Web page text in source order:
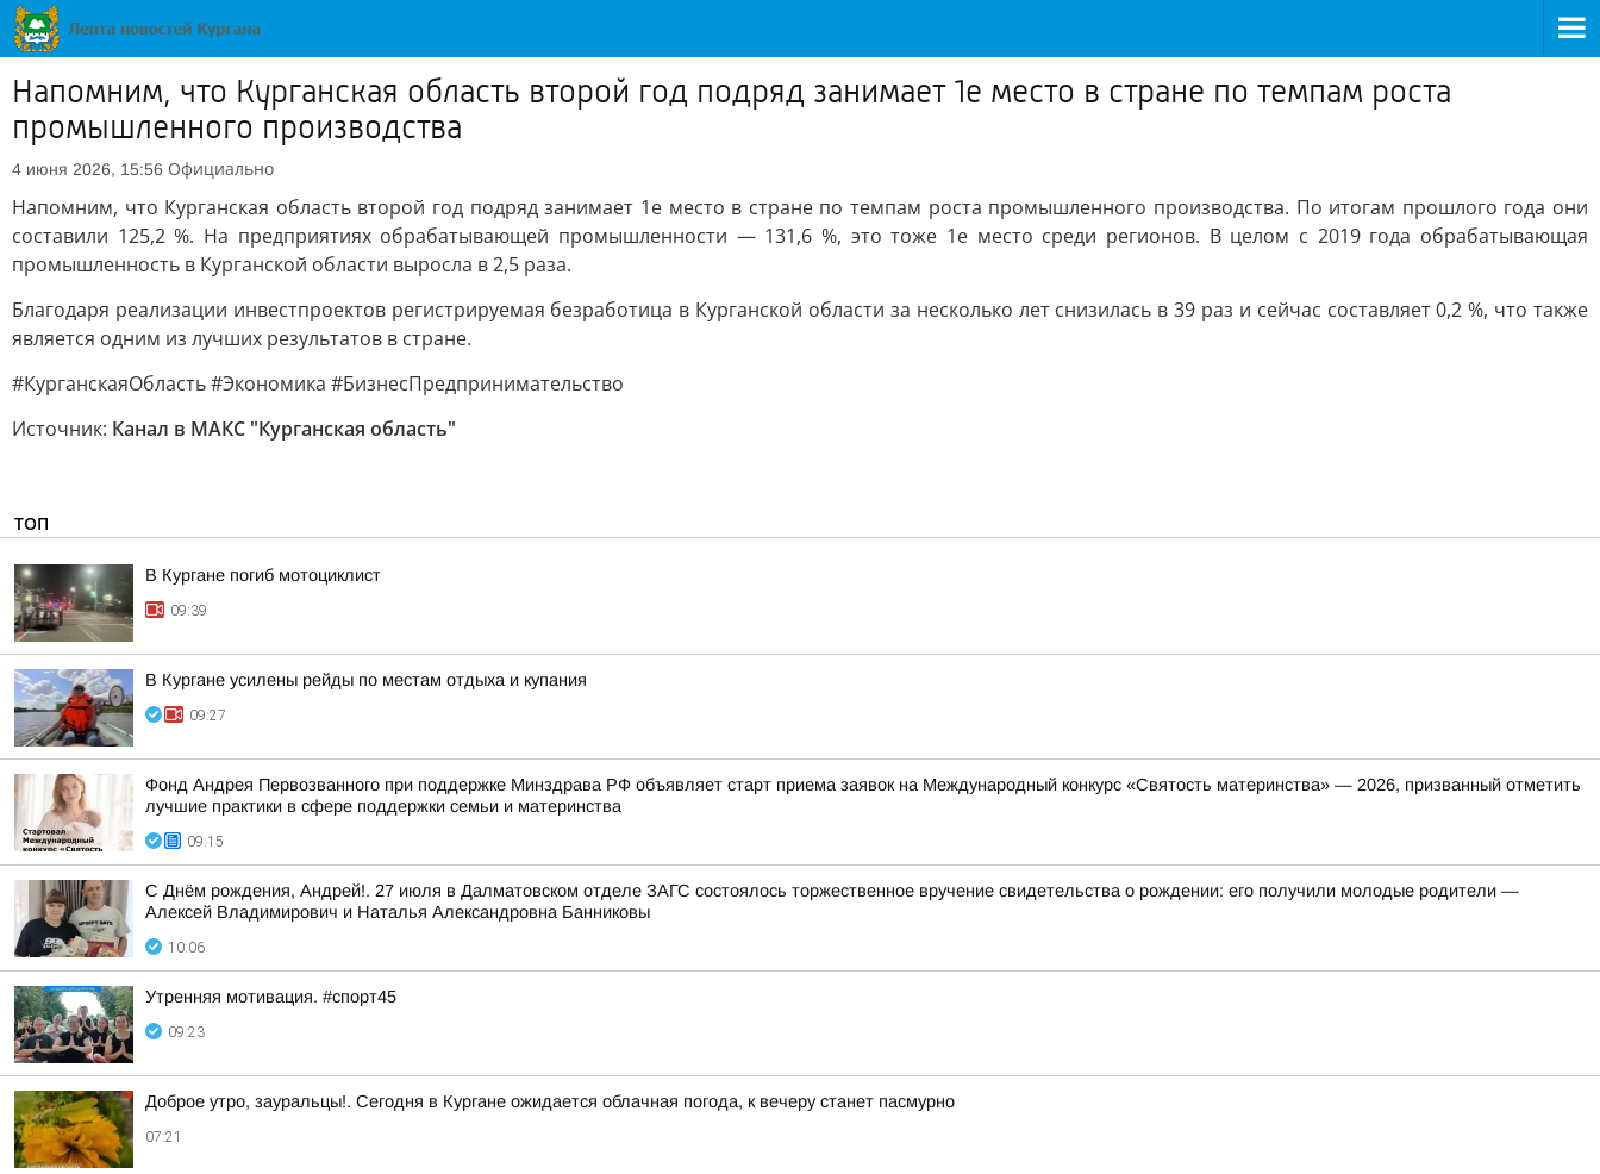
Напомним, что Курганская область второй год подряд занимает 1е место в стране по темпам роста
промышленного производства
4 июня 2026, 15:56 Официально
Напомним, что Курганская область второй год подряд занимает 1е место в стране по темпам роста промышленного производства. По итогам прошлого года они
составили 125,2 %. На предприятиях обрабатывающей промышленности — 131,6 %, это тоже 1е место среди регионов. В целом с 2019 года обрабатывающая
промышленность в Курганской области выросла в 2,5 раза.
Благодаря реализации инвестпроектов регистрируемая безработица в Курганской области за несколько лет снизилась в 39 раз и сейчас составляет 0,2 %, что также
является одним из лучших результатов в стране.
#КурганскаяОбласть #Экономика #БизнесПредпринимательство
Источник: Канал в МАКС "Курганская область"
ТОП
В Кургане погиб мотоциклист
09:39
В Кургане усилены рейды по местам отдыха и купания
09:27
Фонд Андрея Первозванного при поддержке Минздрава РФ объявляет старт приема заявок на Международный конкурс «Святость материнства» — 2026, призванный отметить
лучшие практики в сфере поддержки семьи и материнства
09:15
С Днём рождения, Андрей!. 27 июля в Далматовском отделе ЗАГС состоялось торжественное вручение свидетельства о рождении: его получили молодые родители —
Алексей Владимирович и Наталья Александровна Банниковы
10:06
Утренняя мотивация. #спорт45
09:23
Доброе утро, зауральцы!. Сегодня в Кургане ожидается облачная погода, к вечеру станет пасмурно
07:21